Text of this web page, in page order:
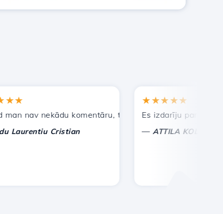
nav nekādu komentāru, tikai lai novērtētu. Ar īpašu
Cristian
★★★★★
Es izdarīju pareizo
ATTILA KOLES